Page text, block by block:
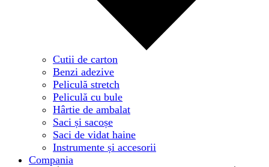
Cutii de carton
Benzi adezive
Peliculă stretch
Peliculă cu bule
Hârtie de ambalat
Saci și sacoșe
Saci de vidat haine
Instrumente și accesorii
Compania